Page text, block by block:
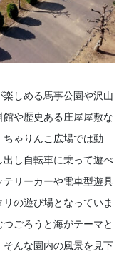
しめる馬事公園や沢山
や歴史ある庄屋屋敷な
ゃりんこ広場では動
し自転車に乗って遊べ
リーカーや電車型遊具
の遊び場となっていま
ごろうと海がテーマと
んな園内の風景を見下